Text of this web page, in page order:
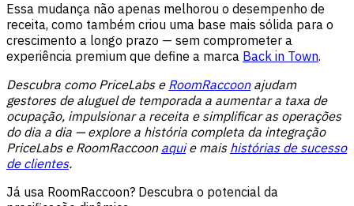
Essa mudança não apenas melhorou o desempenho de
receita, como também criou uma base mais sólida para o
crescimento a longo prazo — sem comprometer a
experiência premium que define a marca Back in Town.
Descubra como PriceLabs e RoomRaccoonajudam
gestores de aluguel de temporada a aumentar a taxa de
ocupação, impulsionar a receita e simplificar as operações
do dia a dia — explore a história completa da integração
PriceLabs e RoomRaccoon aquie mais histórias de sucesso
de clientes.
Já usa RoomRaccoon? Descubra o potencial da